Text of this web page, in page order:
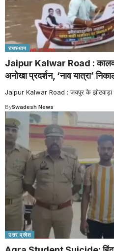
राजस्थान
Jaipur Kalwar Road :
अनोखा प्रदर्शन, ‘नाव यात्रा’
Jaipur Kalwar Road : जयपुर के झोटवाड़ा
BySwadesh News
उत्तर प्रदेश